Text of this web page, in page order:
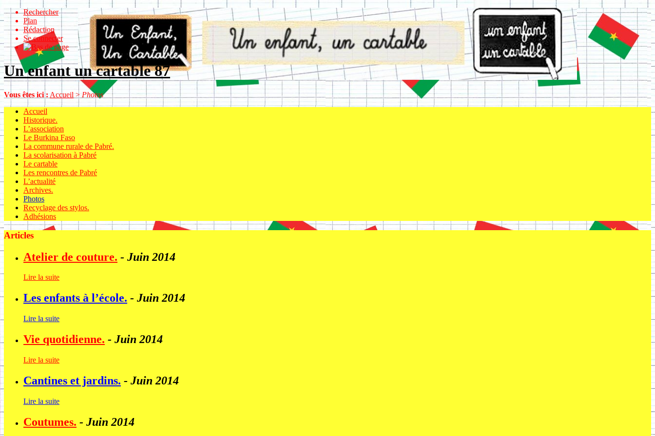
Rechercher
Plan
Rédaction
Se connecter
Un enfant un cartable 87
Vous êtes ici : Accueil> Photos
Accueil
Historique.
L’association
Le Burkina Faso
La commune rurale de Pabré.
La scolarisation à Pabré
Le cartable
Les rencontres de Pabré
L’actualité
Archives.
Photos
Recyclage des stylos.
Adhésions
Articles
Atelier de couture. - Juin 2014
Lire la suite
Les enfants à l’école. - Juin 2014
Lire la suite
Vie quotidienne. - Juin 2014
Lire la suite
Cantines et jardins. - Juin 2014
Lire la suite
Coutumes. - Juin 2014